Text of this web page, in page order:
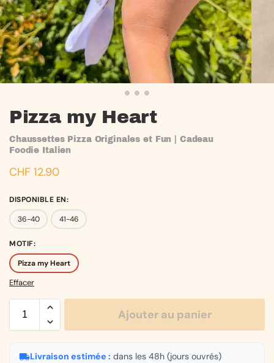
Chaussettes Pizza Originales et Fun | Cadeau
Foodie Italien
Pizza my Heart
CHF 12.90
DISPONIBLE EN:
36-40
41-46
MOTIF:
Pizza my Heart
Effacer
Ajouter au panier
Livraison estimée : dans les 48h (jours ouvrés)